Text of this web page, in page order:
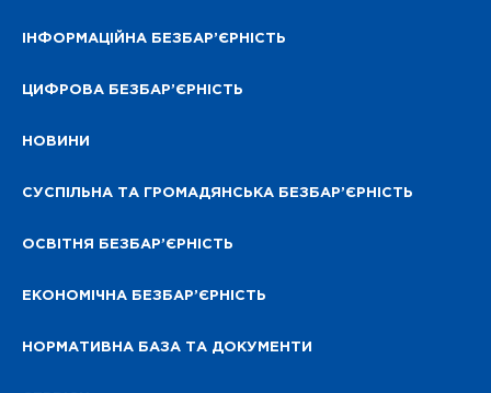
ІНФОРМАЦІЙНА БЕЗБАР’ЄРНІСТЬ
ЦИФРОВА БЕЗБАР’ЄРНІСТЬ
НОВИНИ
СУСПІЛЬНА ТА ГРОМАДЯНСЬКА БЕЗБАР’ЄРНІСТЬ
ОСВІТНЯ БЕЗБАР’ЄРНІСТЬ
ЕКОНОМІЧНА БЕЗБАР’ЄРНІСТЬ
НОРМАТИВНА БАЗА ТА ДОКУМЕНТИ